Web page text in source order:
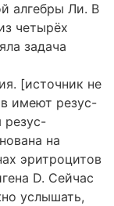
алгебры Ли. В
четырёх
задача
[источник не
имеют резус-
резус-
на
эритроцитов
D. Сейчас
услышать,